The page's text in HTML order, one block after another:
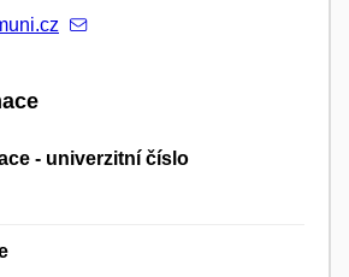
- univerzitní číslo